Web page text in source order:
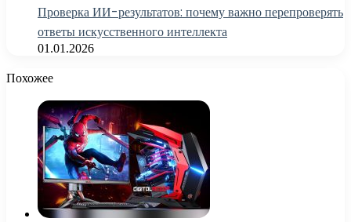
Проверка ИИ-результатов: почему важно перепроверять
ответы искусственного интеллекта
01.01.2026
Похожее